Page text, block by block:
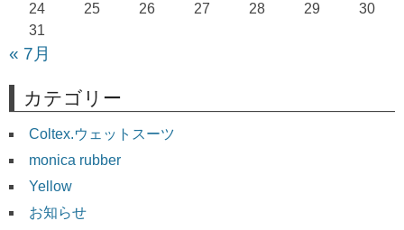
24
25 26 27 28 29
30
31
« 7月
カテゴリー
Coltex.ウェットスーツ
monica rubber
Yellow
お知らせ